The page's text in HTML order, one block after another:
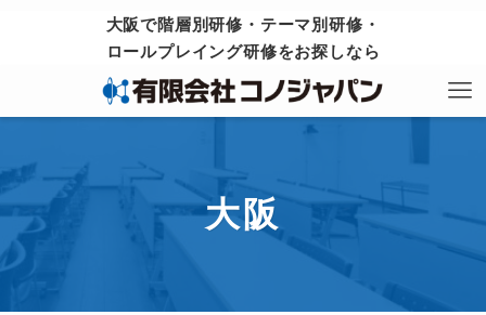
大阪で階層別研修・テーマ別研修・
ロールプレイング研修をお探しなら
大阪